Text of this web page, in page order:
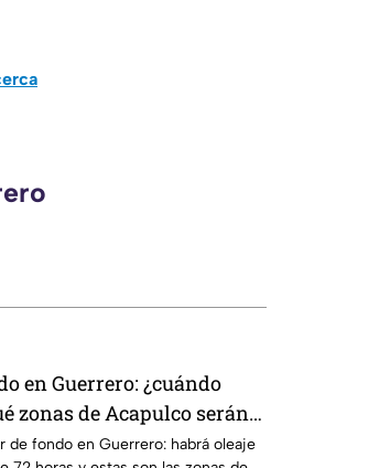
en Guerrero: ¿cuándo
zonas de Acapulco serán
de fondo en Guerrero: habrá oleaje